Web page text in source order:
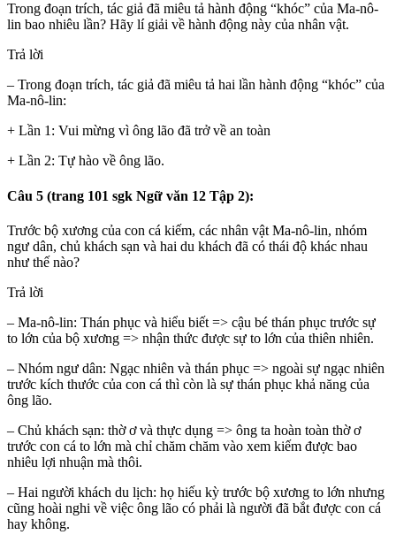
Trong đoạn trích, tác giả đã miêu tả hành động “khóc” của Ma-nô-
lin bao nhiêu lần? Hãy lí giải về hành động này của nhân vật.
Trả lời
– Trong đoạn trích, tác giả đã miêu tả hai lần hành động “khóc” của
Ma-nô-lin:
+ Lần 1: Vui mừng vì ông lão đã trở về an toàn
+ Lần 2: Tự hào về ông lão.
Câu 5 (trang 101 sgk Ngữ văn 12 Tập 2):
Trước bộ xương của con cá kiếm, các nhân vật Ma-nô-lin, nhóm
ngư dân, chủ khách sạn và hai du khách đã có thái độ khác nhau
như thế nào?
Trả lời
– Ma-nô-lin: Thán phục và hiểu biết => cậu bé thán phục trước sự
to lớn của bộ xương => nhận thức được sự to lớn của thiên nhiên.
– Nhóm ngư dân: Ngạc nhiên và thán phục => ngoài sự ngạc nhiên
trước kích thước của con cá thì còn là sự thán phục khả năng của
ông lão.
– Chủ khách sạn: thờ ơ và thực dụng => ông ta hoàn toàn thờ ơ
trước con cá to lớn mà chỉ chăm chăm vào xem kiếm được bao
nhiêu lợi nhuận mà thôi.
– Hai người khách du lịch: họ hiếu kỳ trước bộ xương to lớn nhưng
cũng hoài nghi về việc ông lão có phải là người đã bắt được con cá
hay không.